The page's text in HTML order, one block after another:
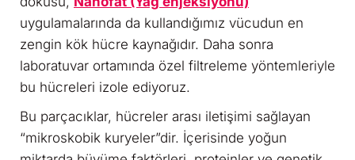
uygulamalarında da kullandığımız vücudun en
zengin kök hücre kaynağıdır. Daha sonra
laboratuvar ortamında özel filtreleme yöntemleriyle
bu hücreleri izole ediyoruz.
Bu parçacıklar, hücreler arası iletişimi sağlayan
“mikroskobik kuryeler”dir. İçerisinde yoğun